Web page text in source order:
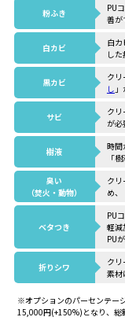
粉ふき
PU
善が
白カビ
白
した
黒カビ ク
し
サビ
クリ
が必
樹液
時間
「
臭い
（焚火・動物）
ク
め
ベタつき
PU
軽減
PU
折りシワ
ク
素材
※オプションのパーセンテー
15,000円(+150%)となり、総